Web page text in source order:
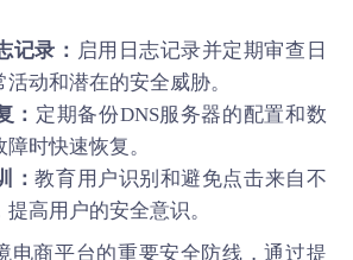
记录： 启用日志记录并定期审查日
动和潜在的安全威胁。
： 定期备份DNS服务器的配置和数
时快速恢复。
：教育用户识别和避免点击来自不
高用户的安全意识。
电商平台的重要安全防线，通过提